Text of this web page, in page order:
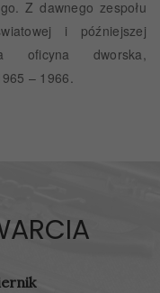
Z dawnego zespołu
i późniejszej
oficyna dworska,
– 1966.